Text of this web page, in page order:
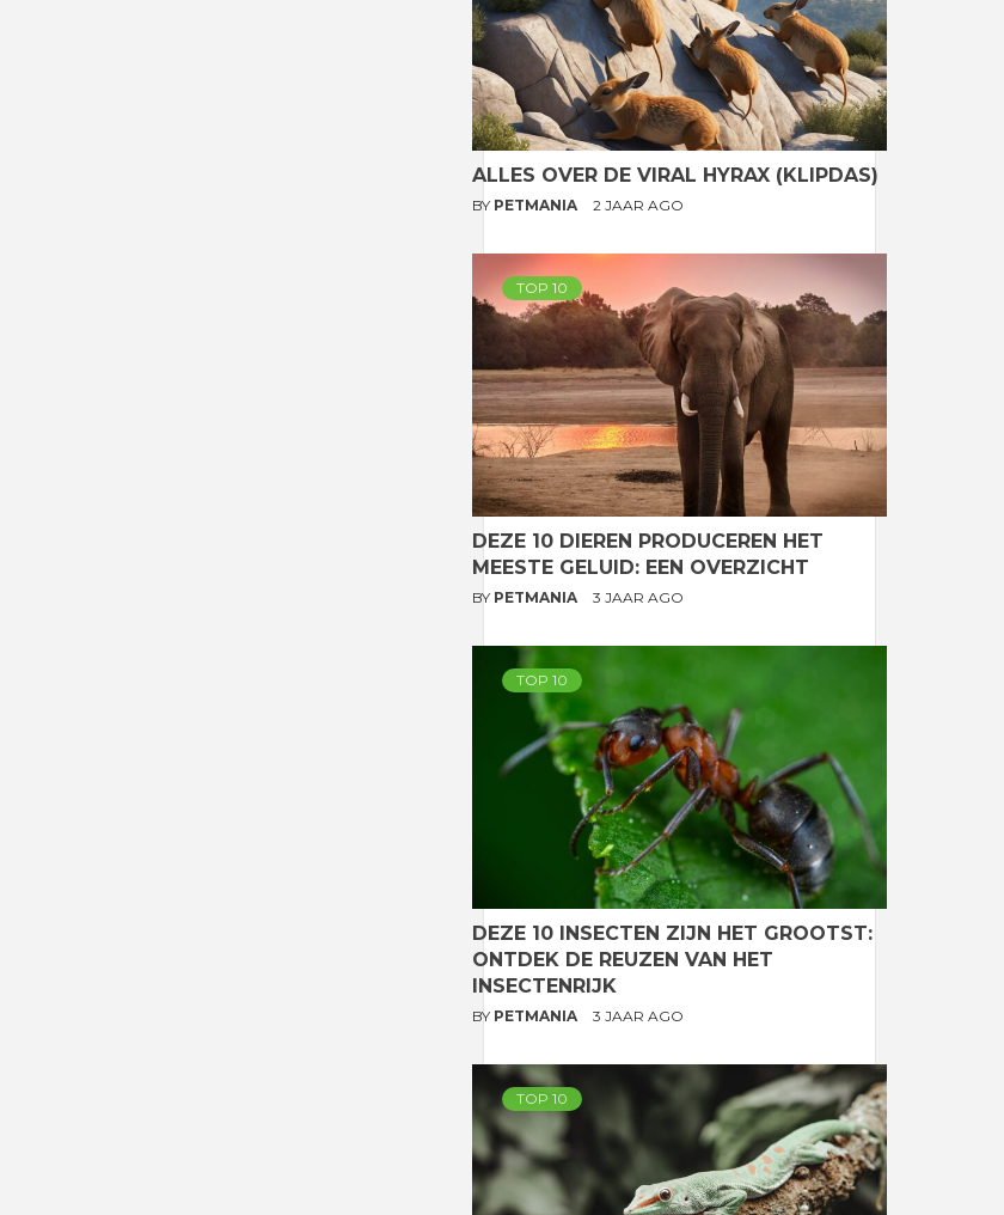
ALLES OVER DE VIRAL HYRAX (KLIPDAS)
BY PETMANIA 2 JAAR AGO
TOP 10
DEZE 10 DIEREN PRODUCEREN HET
MEESTE GELUID: EEN OVERZICHT
BY PETMANIA 3 JAAR AGO
TOP 10
DEZE 10 INSECTEN ZIJN HET GROOTST:
ONTDEK DE REUZEN VAN HET
INSECTENRIJK
BY PETMANIA 3 JAAR AGO
TOP 10